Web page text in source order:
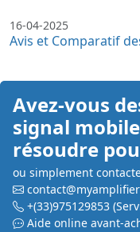
16-04-2025
Avis et Comparatif
Avez-vous
signal
résoudre
ou simplement
+(33)975129853
Aide online avant-